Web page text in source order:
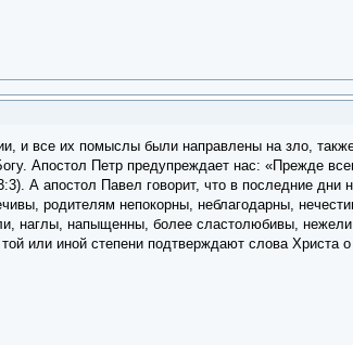
и все их помыслы были направлены на зло,
Апостол Петр предупреждает нас: «Прежде
А апостол Павел говорит, что в последние дни
родителям непокорны, неблагодарны,
наглы, напыщенны, более сластолюбивы,
или иной степени подтверждают слова